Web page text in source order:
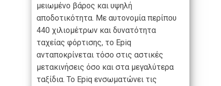
μειωμένο βάρος και υψηλή
αποδοτικότητα. Με αυτονομία περίπου
440 χιλιομέτρων και δυνατότητα
ταχείας φόρτισης, το Epiq
ανταποκρίνεται τόσο στις αστικές
μετακινήσεις όσο και στα μεγαλύτερα
ταξίδια. Το Epiq ενσωματώνει τις